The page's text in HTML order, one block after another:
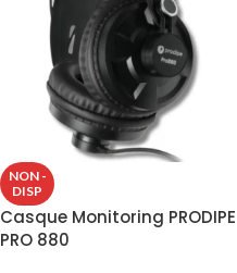
NON -
DISP
Casque Monitoring PRODIPE
PRO 880